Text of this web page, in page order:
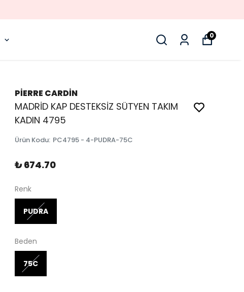
0
PİERRE CARDİN
MADRİD KAP DESTEKSİZ SÜTYEN TAKIM
KADIN 4795
Ürün Kodu: PC4795 - 4-PUDRA-75C
₺ 674.70
Renk
PUDRA
Beden
75C